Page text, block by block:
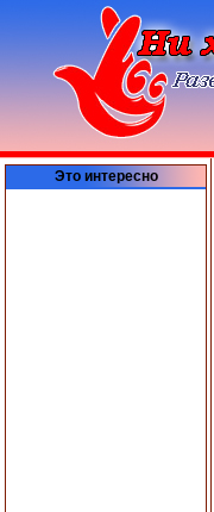
Это интересно